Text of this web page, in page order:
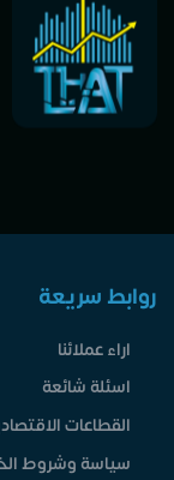
روابط سريعة
اراء عملائنا
اسئلة شائعة
القطاعات
سياسة وشروط